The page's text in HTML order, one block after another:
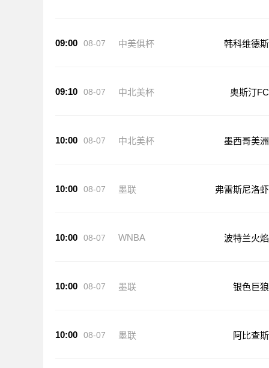
09:00 08-07 中美俱杯 韩科维德斯
09:10 08-07 中北美杯 奥斯汀FC
10:00 08-07 中北美杯 墨西哥美洲
10:00 08-07 墨联 弗雷斯尼洛虾
10:00 08-07 WNBA 波特兰火焰
10:00 08-07 墨联 银色巨狼
10:00 08-07 墨联 阿比查斯